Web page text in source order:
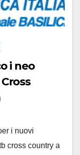
i neo
i nuovi
cross country a